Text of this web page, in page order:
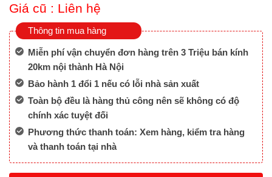
Giá cũ : Liên hệ
Thông tin mua hàng
Miễn phí vận chuyển đơn hàng trên 3 Triệu bán kính
20km nội thành Hà Nội
Bảo hành 1 đổi 1 nếu có lỗi nhà sản xuất
Toàn bộ đều là hàng thủ công nên sẽ không có độ
chính xác tuyệt đối
Phương thức thanh toán: Xem hàng, kiểm tra hàng
và thanh toán tại nhà